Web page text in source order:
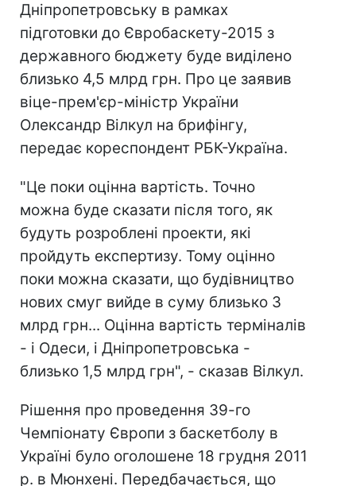
Дніпропетровську в рамках
підготовки до Євробаскету-2015 з
державного бюджету буде виділено
близько 4,5 млрд грн. Про це заявив
віце-прем'єр-міністр України
Олександр Вілкул на брифінгу,
передає кореспондент РБК-Україна.
"Це поки оцінна вартість. Точно
можна буде сказати після того, як
будуть розроблені проекти, які
пройдуть експертизу. Тому оцінно
поки можна сказати, що будівництво
нових смуг вийде в суму близько 3
млрд грн... Оцінна вартість терміналів
- і Одеси, і Дніпропетровська -
близько 1,5 млрд грн", - сказав Вілкул.
Рішення про проведення 39-го
Чемпіонату Європи з баскетболу в
Україні було оголошене 18 грудня 2011
р. в Мюнхені. Передбачається, що